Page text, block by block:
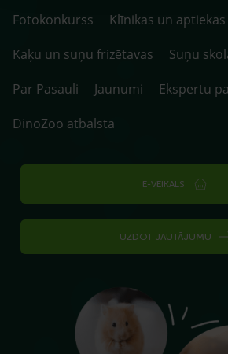
Fotokonkurss
Klīnikas un aptiekas
Kaķu un suņu frizētavas
Suņu
Par Pasauli
Jaunumi
Ekspertu
DinoZoo atbalsta
E-VEIKALS
UZDOT JAUTĀJUMU